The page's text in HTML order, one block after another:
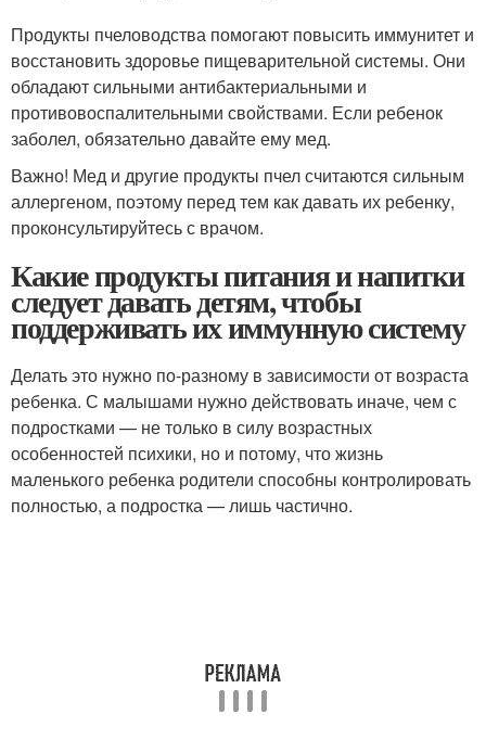
Продукты пчеловодства помогают повысить иммунитет и
восстановить здоровье пищеварительной системы. Они
обладают сильными антибактериальными и
противовоспалительными свойствами. Если ребенок
заболел, обязательно давайте ему мед.
Важно! Мед и другие продукты пчел считаются сильным
аллергеном, поэтому перед тем как давать их ребенку,
проконсультируйтесь с врачом.
Какие продукты питания и напитки
следует давать детям, чтобы
поддерживать их иммунную систему
Делать это нужно по-разному в зависимости от возраста
ребенка. С малышами нужно действовать иначе, чем с
подростками — не только в силу возрастных
особенностей психики, но и потому, что жизнь
маленького ребенка родители способны контролировать
полностью, а подростка — лишь частично.